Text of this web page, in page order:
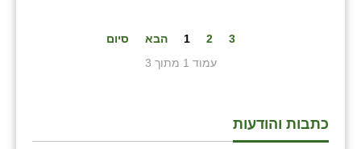
1 2 3 הבא
סיום
עמוד 1 מתוך 3
כתבות והודעות